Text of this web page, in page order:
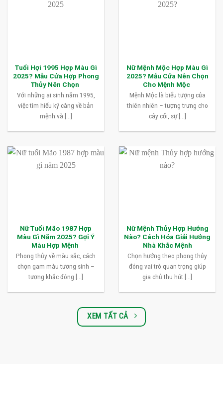
Tuổi Hợi 1995 Hợp Màu Gì
2025? Mẫu Cửa Hợp Phong
Thủy Nên Chọn
Với những ai sinh năm 1995,
việc tìm hiểu kỹ càng về bản
mệnh và [...]
Nữ Mệnh Mộc Hợp Màu Gì
2025? Mẫu Cửa Nên Chọn
Cho Mệnh Mộc
Mệnh Mộc là biểu tượng của
thiên nhiên – tượng trưng cho
cây cối, sự [...]
Nữ Tuổi Mão 1987 Hợp
Màu Gì Năm 2025? Gợi Ý
Màu Hợp Mệnh
Phong thủy về màu sắc, cách
chọn gam màu tương sinh –
tương khắc đóng [...]
Nữ Mệnh Thủy Hợp Hướng
Nào? Cách Hóa Giải Hướng
Nhà Khắc Mệnh
Chọn hướng theo phong thủy
đóng vai trò quan trọng giúp
gia chủ thu hút [...]
XEM TẤT CẢ